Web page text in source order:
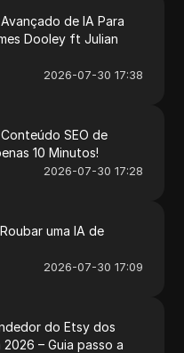
de IA Para
Dooley ft Julian
2026-07-30 17:38
SEO de
10 Minutos!
2026-07-30 17:28
uma IA de
2026-07-30 17:09
do Etsy dos
– Guia passo a